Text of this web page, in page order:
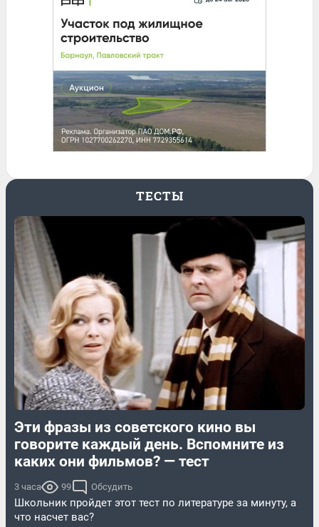
ТЕСТЫ
Эти фразы из советского кино вы
говорите каждый день. Вспомните из
каких они фильмов? — тест
3 часа 99 Обсудить
Школьник пройдет этот тест по литературе за минуту, а
что насчет вас?